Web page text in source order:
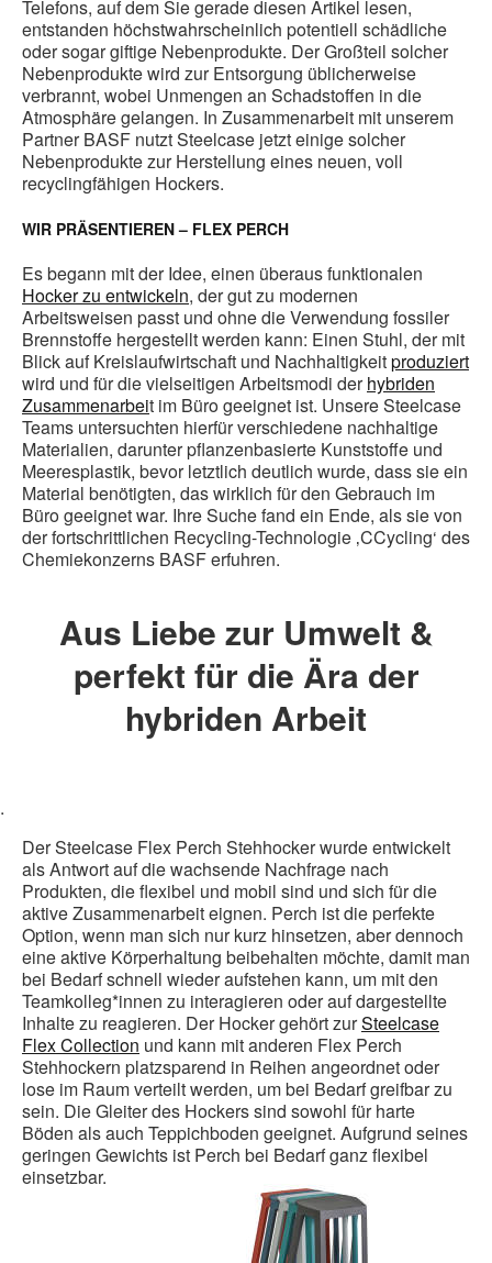
Telefons, auf dem Sie gerade diesen Artikel lesen,
entstanden höchstwahrscheinlich potentiell schädliche
oder sogar giftige Nebenprodukte. Der Großteil solcher
Nebenprodukte wird zur Entsorgung üblicherweise
verbrannt, wobei Unmengen an Schadstoffen in die
Atmosphäre gelangen. In Zusammenarbeit mit unserem
Partner BASF nutzt Steelcase jetzt einige solcher
Nebenprodukte zur Herstellung eines neuen, voll
recyclingfähigen Hockers.
WIR PRÄSENTIEREN – FLEX PERCH
Es begann mit der Idee, einen überaus funktionalen
Hocker zu entwickeln, der gut zu modernen
Arbeitsweisen passt und ohne die Verwendung fossiler
Brennstoffe hergestellt werden kann: Einen Stuhl, der mit
Blick auf Kreislaufwirtschaft und Nachhaltigkeitproduziert
wird und für die vielseitigen Arbeitsmodi derhybriden
Zusammenarbeit im Büro geeignet ist. Unsere Steelcase
Teams untersuchten hierfür verschiedene nachhaltige
Materialien, darunter pflanzenbasierte Kunststoffe und
Meeresplastik, bevor letztlich deutlich wurde, dass sie ein
Material benötigten, das wirklich für den Gebrauch im
Büro geeignet war. Ihre Suche fand ein Ende, als sie von
der fortschrittlichen Recycling-Technologie ‚CCycling‘ des
Chemiekonzerns BASF erfuhren.
Aus Liebe zur Umwelt &
perfekt für die Ära der
hybriden Arbeit
.
Der Steelcase Flex Perch Stehhocker wurde entwickelt
als Antwort auf die wachsende Nachfrage nach
Produkten, die flexibel und mobil sind und sich für die
aktive Zusammenarbeit eignen. Perch ist die perfekte
Option, wenn man sich nur kurz hinsetzen, aber dennoch
eine aktive Körperhaltung beibehalten möchte, damit man
bei Bedarf schnell wieder aufstehen kann, um mit den
Teamkolleg*innen zu interagieren oder auf dargestellte
Inhalte zu reagieren. Der Hocker gehört zurSteelcase
Flex Collection und kann mit anderen Flex Perch
Stehhockern platzsparend in Reihen angeordnet oder
lose im Raum verteilt werden, um bei Bedarf greifbar zu
sein. Die Gleiter des Hockers sind sowohl für harte
Böden als auch Teppichboden geeignet. Aufgrund seines
geringen Gewichts ist Perch bei Bedarf ganz flexibel
einsetzbar.